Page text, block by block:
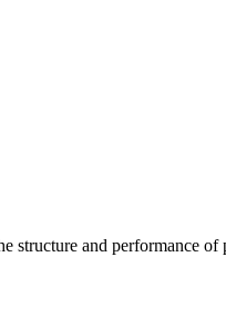
structure and performance